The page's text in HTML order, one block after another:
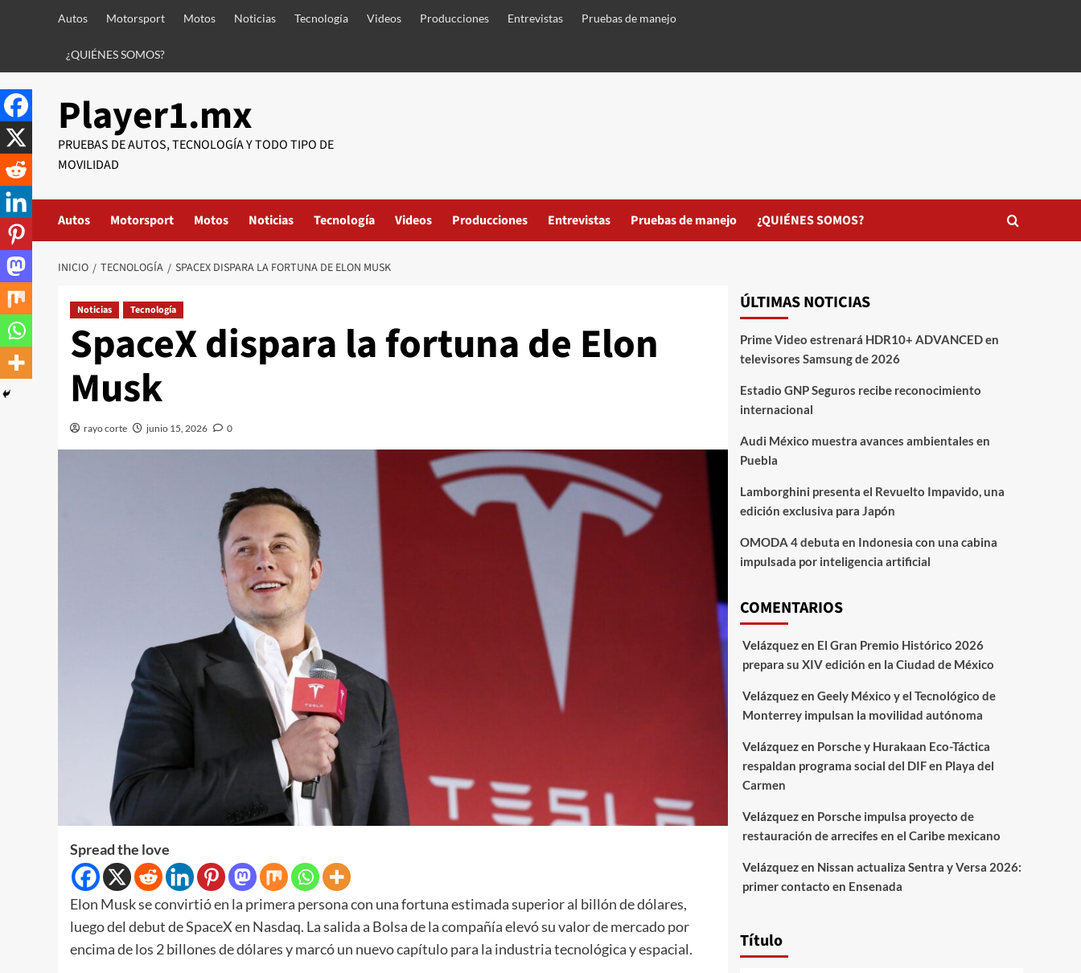
Autos Motorsport Motos Noticias Tecnología Videos Producciones Entrevistas Pruebas de manejo
¿QUIÉNES SOMOS?
Player1.mx
PRUEBAS DE AUTOS, TECNOLOGÍA Y TODO TIPO DE
MOVILIDAD
Autos Motorsport Motos Noticias Tecnología Videos Producciones Entrevistas Pruebas de manejo ¿QUIÉNES SOMOS?
INICIO TECNOLOGÍA SPACEX DISPARA LA FORTUNA DE ELON MUSK
Noticias Tecnología
SpaceX dispara la fortuna de Elon
Musk
rayo corte junio 15, 2026 0
Spread the love
Elon Musk se convirtió en la primera persona con una fortuna estimada superior al billón de dólares,
luego del debut de SpaceX en Nasdaq. La salida a Bolsa de la compañía elevó su valor de mercado por
encima de los 2 billones de dólares y marcó un nuevo capítulo para la industria tecnológica y espacial.
ÚLTIMAS NOTICIAS
Prime Video estrenará HDR10+ ADVANCED en
televisores Samsung de 2026
Estadio GNP Seguros recibe reconocimiento
internacional
Audi México muestra avances ambientales en
Puebla
Lamborghini presenta el Revuelto Impavido, una
edición exclusiva para Japón
OMODA 4 debuta en Indonesia con una cabina
impulsada por inteligencia artificial
COMENTARIOS
Velázquezen El Gran Premio Histórico 2026
prepara su XIV edición en la Ciudad de México
Velázquezen Geely México y el Tecnológico de
Monterrey impulsan la movilidad autónoma
Velázquezen Porsche y Hurakaan Eco-Táctica
respaldan programa social del DIF en Playa del
Carmen
Velázquezen Porsche impulsa proyecto de
restauración de arrecifes en el Caribe mexicano
Velázquezen Nissan actualiza Sentra y Versa 2026:
primer contacto en Ensenada
Título